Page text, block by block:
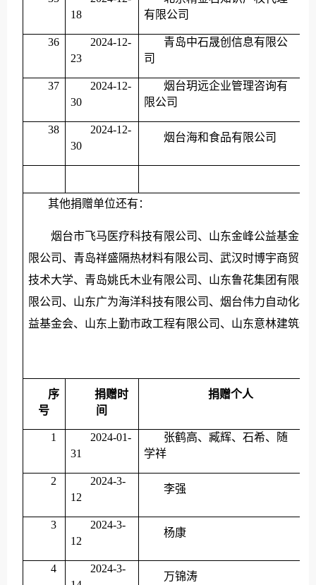
18
有限公司
36
2024-12-
23
青岛中石晟创信息有限公
司
37
2024-12-
30
烟台玥远企业管理咨询有
限公司
38
2024-12-
30
烟台海和食品有限公司
其他捐赠单位还有：
烟台市飞马医疗科技有限公司、山东金峰公益基金会
限公司、青岛祥盛隔热材料有限公司、武汉时博宇商贸有
技术大学、青岛姚氏木业有限公司、山东鲁花集团有限公
限公司、山东广为海洋科技有限公司、烟台伟力自动化科
益基金会、山东上勤市政工程有限公司、山东意林建筑规
序
号
捐赠时
间
捐赠个人
1
2024-01-
31
张鹤高、臧辉、石希、随
学祥
2
2024-3-
12
李强
3
2024-3-
12
杨康
4
2024-3-
万锦涛